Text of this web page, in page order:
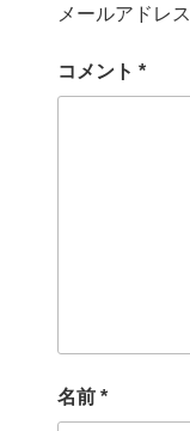
メールアドレ
コメント *
名前 *